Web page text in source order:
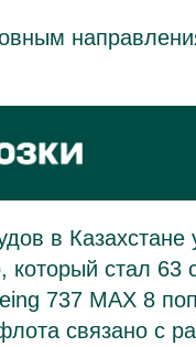
в Казахстане
который стал
737 MAX 8
связано с